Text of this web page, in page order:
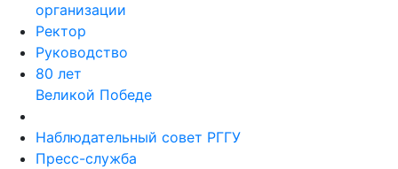
организации
Ректор
Руководство
80 лет
Великой Победе
Наблюдательный совет РГГУ
Пресс-служба